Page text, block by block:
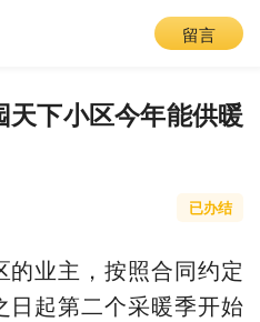
留言
下小区今年能供暖
已办结
业主，按照合同约定
日起第二个采暖季开始